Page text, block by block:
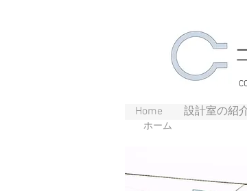
Home 設計室の紹
ホーム